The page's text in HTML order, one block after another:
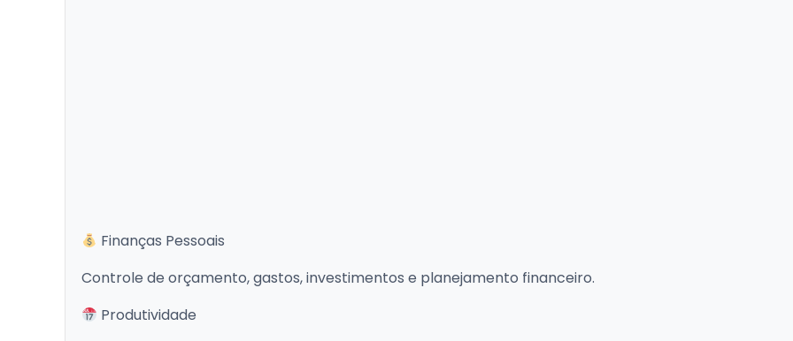
Finanças Pessoais
Controle de orçamento, gastos, investimentos e planejamento financeiro.
Produtividade